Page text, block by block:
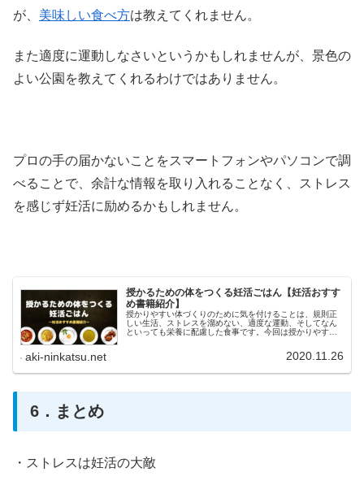
が、 美味しい食べ方は教えてくれません。
また適度に運動しなさいというかもしれませんが、景色の
よい公園を教えてくれるわけではありません。
プロの手の届かないことをスマートフォンやパソコンで調
べることで、余計な情報を取り入れることなく、ストレス
を感じず妊活に励めるかもしれません。
授かるための体をつくる妊活ごはん【妊活おすす
め書籍紹介】
授かりやすい体づくりのために気を付けることは、規則正
しい生活、ストレスを溜めない、適度な運動、そしてなん
といっても栄養に配慮した食事です。今回は授かりやすい
aki-ninkatsu.net 2020.11.26
6．まとめ
・ストレスは妊活の大敵